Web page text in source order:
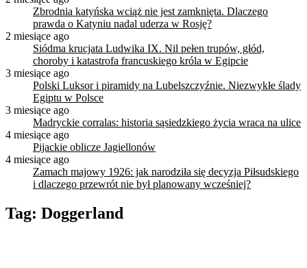
Zbrodnia katyńska wciąż nie jest zamknięta. Dlaczego
prawda o Katyniu nadal uderza w Rosję?
2 miesiące ago
Siódma krucjata Ludwika IX. Nil pełen trupów, głód,
choroby i katastrofa francuskiego króla w Egipcie
3 miesiące ago
Polski Luksor i piramidy na Lubelszczyźnie. Niezwykłe ślady
Egiptu w Polsce
3 miesiące ago
Madryckie corralas: historia sąsiedzkiego życia wraca na ulice
4 miesiące ago
Pijackie oblicze Jagiellonów
4 miesiące ago
Zamach majowy 1926: jak narodziła się decyzja Piłsudskiego
i dlaczego przewrót nie był planowany wcześniej?
Tag: Doggerland